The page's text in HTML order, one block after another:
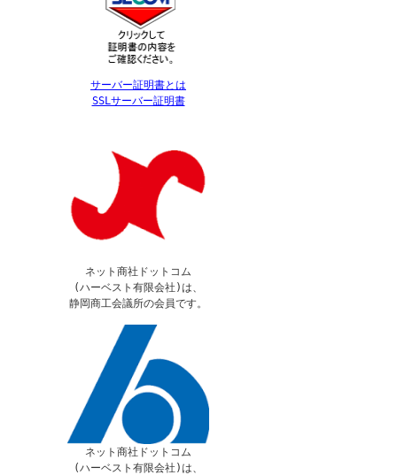
サーバー証明書とは
SSLサーバー証明書
ネット商社ドットコム
(ハーベスト有限会社)は、
静岡商工会議所の会員です。
ネット商社ドットコム
(ハーベスト有限会社)は、